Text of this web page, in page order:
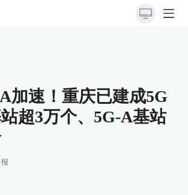
加速！重庆已建成5G
超3万个、5G-A基站